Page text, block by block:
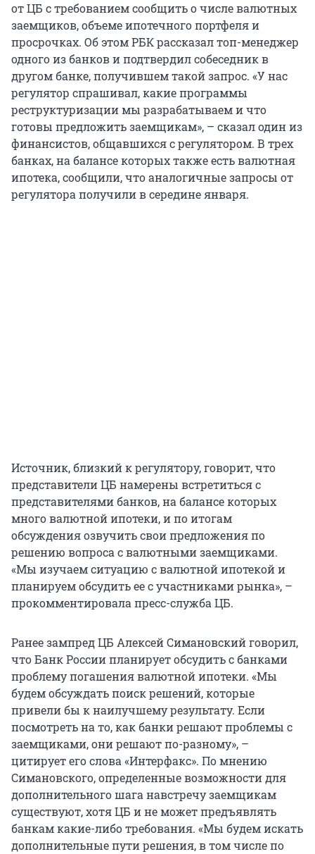
от ЦБ с требованием сообщить о числе валютных
заемщиков, объеме ипотечного портфеля и
просрочках. Об этом РБК рассказал топ-менеджер
одного из банков и подтвердил собеседник в
другом банке, получившем такой запрос. «У нас
регулятор спрашивал, какие программы
реструктуризации мы разрабатываем и что
готовы предложить заемщикам», – сказал один из
финансистов, общавшихся с регулятором. В трех
банках, на балансе которых также есть валютная
ипотека, сообщили, что аналогичные запросы от
регулятора получили в середине января.
Источник, близкий к регулятору, говорит, что
представители ЦБ намерены встретиться с
представителями банков, на балансе которых
много валютной ипотеки, и по итогам
обсуждения озвучить свои предложения по
решению вопроса с валютными заемщиками.
«Мы изучаем ситуацию с валютной ипотекой и
планируем обсудить ее с участниками рынка», –
прокомментировала пресс-служба ЦБ.
Ранее зампред ЦБ Алексей Симановский говорил,
что Банк России планирует обсудить с банками
проблему погашения валютной ипотеки. «Мы
будем обсуждать поиск решений, которые
привели бы к наилучшему результату. Если
посмотреть на то, как банки решают проблемы с
заемщиками, они решают по-разному», –
цитирует его слова «Интерфакс». По мнению
Симановского, определенные возможности для
дополнительного шага навстречу заемщикам
существуют, хотя ЦБ и не может предъявлять
банкам какие-либо требования. «Мы будем искать
дополнительные пути решения, в том числе по